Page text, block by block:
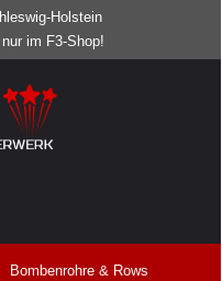
Holstein
im F3-Shop!
Bombenrohre & Rows